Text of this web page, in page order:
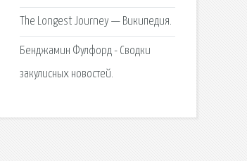
The Longest Journey — Википедия.
Бенджамин Фулфорд - Сводки
закулисных новостей.